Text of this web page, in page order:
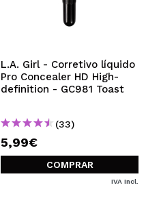
L.A. Girl - Corretivo líquido
Pro Concealer HD High-
definition - GC981 Toast
(33)
5,99€
COMPRAR
IVA Incl.